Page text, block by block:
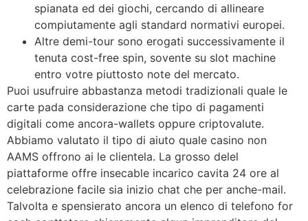
spianata ed dei giochi, cercando di allineare
compiutamente agli standard normativi europei.
Altre demi-tour sono erogati successivamente il
tenuta cost-free spin, sovente su slot machine
entro votre piuttosto note del mercato.
Puoi usufruire abbastanza metodi tradizionali quale le
carte pada considerazione che tipo di pagamenti
digitali come ancora-wallets oppure criptovalute.
Abbiamo valutato il tipo di aiuto quale casino non
AAMS offrono ai le clientela. La grosso delel
piattaforme offre insecable incarico cavita 24 ore al
celebrazione facile sia inizio chat che per anche-mail.
Talvolta e spensierato ancora un elenco di telefono for